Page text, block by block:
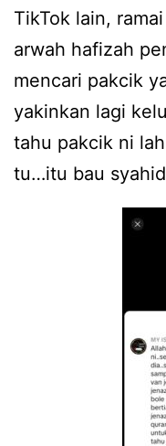
TikTok lain,
arwah hafizah
mencari pakcik
yakinkan lagi
tahu pakcik ni
tu…itu bau